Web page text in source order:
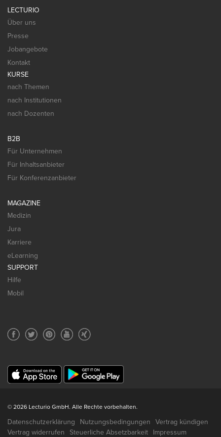
LECTURIO
Über uns
Presse
Jobangebote
Kontakt
KURSE
nach Themen
nach Institutionen
nach Dozenten
B2B
Für Unternehmen
Für Inhaltsanbieter
Für Konferenzanbieter
MAGAZINE
Medizin
Jura
Karriere
eLearning
SUPPORT
Hilfe
Mobil
© 2026 Lecturio GmbH. Alle Rechte vorbehalten.
Datenschutzerklärung Nutzungsbedingungen
Vertrag kündigen
Vertrag widerrufen
Steuerliche Absetzbarkeit Impressum